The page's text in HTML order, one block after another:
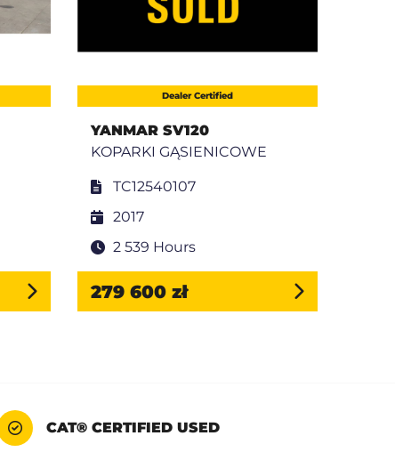
Dealer Certified
YANMAR SV120
KOPARKI GĄSIENICOWE
TC12540107
2017
2 539 Hours
279 600 zł
CAT® CERTIFIED USED